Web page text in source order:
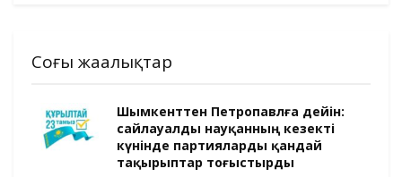
Соңғы жаңалықтар
Шымкенттен Петропавлға дейін:
сайлауалды науқанның кезекті
күнінде партияларды қандай
тақырыптар тоғыстырды